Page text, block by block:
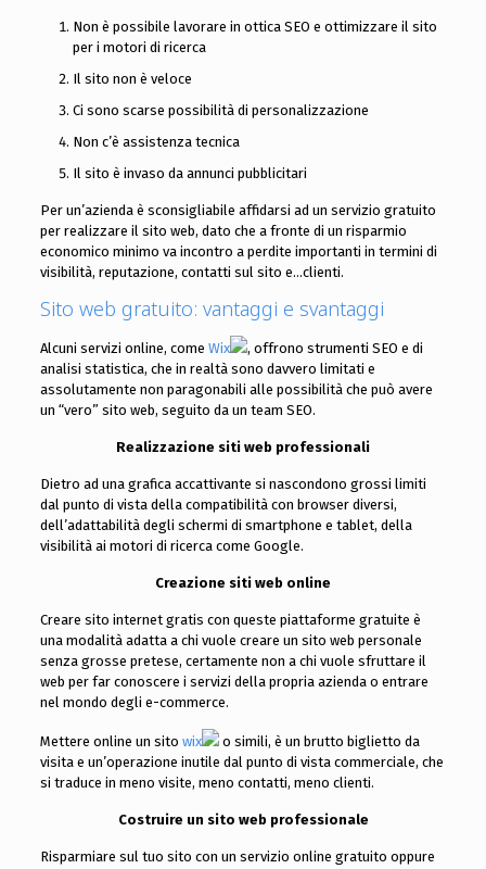
Non è possibile lavorare in ottica SEO e ottimizzare il sito
per i motori di ricerca
Il sito non è veloce
Ci sono scarse possibilità di personalizzazione
Non c’è assistenza tecnica
Il sito è invaso da annunci pubblicitari
Per un’azienda è sconsigliabile affidarsi ad un servizio gratuito
per realizzare il sito web, dato che a fronte di un risparmio
economico minimo va incontro a perdite importanti in termini di
visibilità, reputazione, contatti sul sito e…clienti.
Sito web gratuito: vantaggi e svantaggi
Alcuni servizi online, come Wix
, offrono strumenti SEO e di
analisi statistica, che in realtà sono davvero limitati e
assolutamente non paragonabili alle possibilità che può avere
un “vero” sito web, seguito da un team SEO.
Realizzazione siti web professionali
Dietro ad una grafica accattivante si nascondono grossi limiti
dal punto di vista della compatibilità con browser diversi,
dell’adattabilità degli schermi di smartphone e tablet, della
visibilità ai motori di ricerca come Google.
Creazione siti web online
Creare sito internet gratis con queste piattaforme gratuite è
una modalità adatta a chi vuole creare un sito web personale
senza grosse pretese, certamente non a chi vuole sfruttare il
web per far conoscere i servizi della propria azienda o entrare
nel mondo degli e-commerce.
Mettere online un sito wix
o simili, è un brutto biglietto da
visita e un’operazione inutile dal punto di vista commerciale, che
si traduce in meno visite, meno contatti, meno clienti.
Costruire un sito web professionale
Risparmiare sul tuo sito con un servizio online gratuito oppure